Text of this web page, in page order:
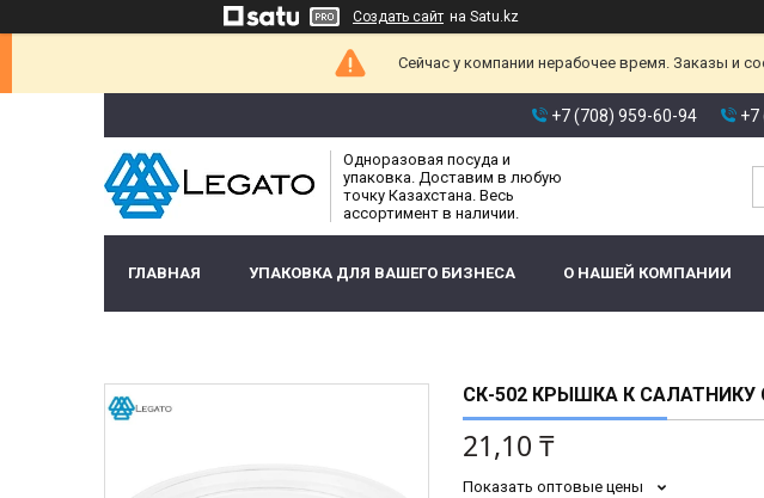
Создать сайт на Satu.kz
Сейчас у компании нерабочее время. Заказы и
+7 (708) 959-60-94 +7
Одноразовая посуда и
упаковка. Доставим в любую
точку Казахстана. Весь
ассортимент в наличии.
ГЛАВНАЯ УПАКОВКА ДЛЯ ВАШЕГО БИЗНЕСА О НАШЕЙ КОМПАНИИ
СК-502 КРЫШКА К САЛАТНИКУ
21,10 ₸
Показать оптовые цены